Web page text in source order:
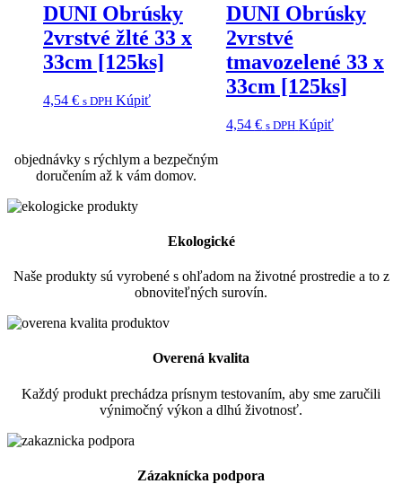
DUNI Obrúsky
2vrstvé žlté 33 x
33cm [125ks]
4,54 € s DPH Kúpiť
DUNI Obrúsky
2vrstvé
tmavozelené 33 x
33cm [125ks]
4,54 € s DPH Kúpiť
objednávky s rýchlym a bezpečným
doručením až k vám domov.
Ekologické
Naše produkty sú vyrobené s ohľadom na životné prostredie a to z
obnoviteľných surovín.
Overená kvalita
Každý produkt prechádza prísnym testovaním, aby sme zaručili
výnimočný výkon a dlhú životnosť.
Zázaknícka podpora